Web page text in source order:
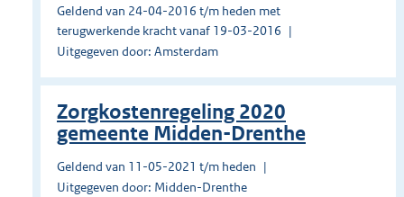
Geldend van 24-04-2016 t/m heden met
terugwerkende kracht vanaf 19-03-2016
Uitgegeven door: Amsterdam
Zorgkostenregeling 2020
gemeente Midden-Drenthe
Geldend van 11-05-2021 t/m heden
Uitgegeven door: Midden-Drenthe